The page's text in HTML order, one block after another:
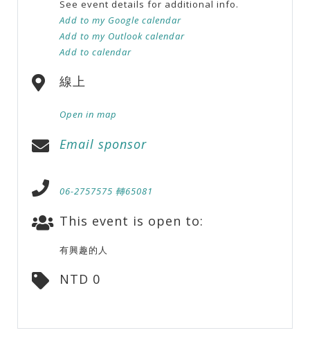
See event details for additional info.
Add to my Google calendar
Add to my Outlook calendar
Add to calendar
線上
Open in map
Email sponsor
06-2757575 轉65081
This event is open to:
有興趣的人
NTD 0